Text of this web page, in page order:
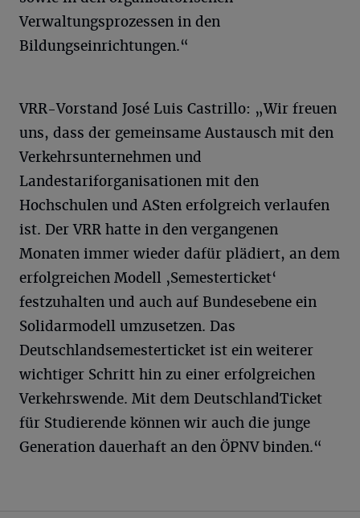
Verwaltungsprozessen in den
Bildungseinrichtungen.“
VRR-Vorstand José Luis Castrillo: „Wir freuen
uns, dass der gemeinsame Austausch mit den
Verkehrsunternehmen und
Landestariforganisationen mit den
Hochschulen und ASten erfolgreich verlaufen
ist. Der VRR hatte in den vergangenen
Monaten immer wieder dafür plädiert, an dem
erfolgreichen Modell ‚Semesterticket‘
festzuhalten und auch auf Bundesebene ein
Solidarmodell umzusetzen. Das
Deutschlandsemesterticket ist ein weiterer
wichtiger Schritt hin zu einer erfolgreichen
Verkehrswende. Mit dem DeutschlandTicket
für Studierende können wir auch die junge
Generation dauerhaft an den ÖPNV binden.“